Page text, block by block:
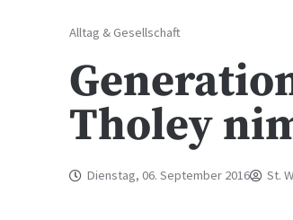
Alltag & Gesellschaft
Tholey
Dienstag, 06. September 2016 St.